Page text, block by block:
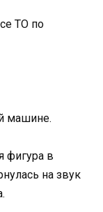
ТО по
машине.
фигура в
на звук